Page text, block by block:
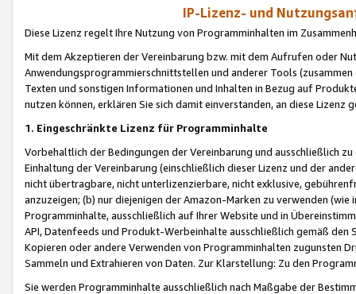
IP-Lizenz- und
Diese Lizenz regelt Ihre Nutzung von Programminhalten im
Mit dem Akzeptieren der Vereinbarung bzw. mit dem Aufrufen oder
Anwendungsprogrammierschnittstellen und anderer Tools (zusammen
Texten und sonstigen Informationen und Inhalten in Bezug auf
nutzen können, erklären Sie sich damit einverstanden, an diese Lizenz
1. Eingeschränkte Lizenz für Programminhalte
Vorbehaltlich der Bedingungen der Vereinbarung und ausschließlich
Einhaltung der Vereinbarung (einschließlich dieser Lizenz und der
nicht übertragbare, nicht unterlizenzierbare, nicht exklusive,
anzuzeigen; (b) nur diejenigen der Amazon-Marken zu verwenden
Programminhalte, ausschließlich auf Ihrer Website und in
API, Datenfeeds und Produkt-Werbeinhalte ausschließlich gemäß
Kopieren oder andere Verwenden von Programminhalten zugunsten
Sammeln und Extrahieren von Daten. Zur Klarstellung: Zu den
Sie werden Programminhalte ausschließlich nach Maßgabe der